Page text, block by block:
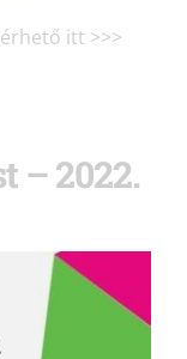
itt >>>
– 2022.